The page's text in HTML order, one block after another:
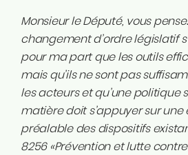
Monsieur le Député, vous
changement d’ordre législatif
pour ma part que les outils
mais qu’ils ne sont pas
les acteurs et qu’une politique
matière doit s’appuyer sur
préalable des dispositifs
8256 «Prévention et lutte